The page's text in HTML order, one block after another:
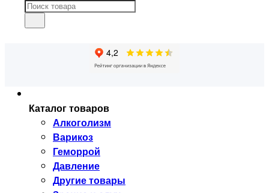
Каталог товаров
Алкоголизм
Варикоз
Геморрой
Давление
Другие товары